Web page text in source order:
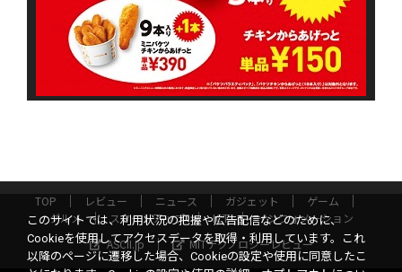
TOP レビュー ニュース ガジェット
ゲーム
グルメ
スタートアップ ICT
インフォメーション
ASCII.jp
MITテクノロジーレビュー
このサイトでは、利用状況の把握や広告配信などのために、
Cookieを使用してアクセスデータを取得・利用しています。これ
以降のページに遷移した場合、Cookieの設定や使用に同意したこ